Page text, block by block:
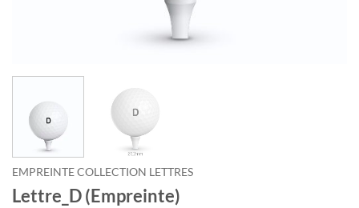
EMPREINTE COLLECTION LETTRES
Lettre_D (Empreinte)